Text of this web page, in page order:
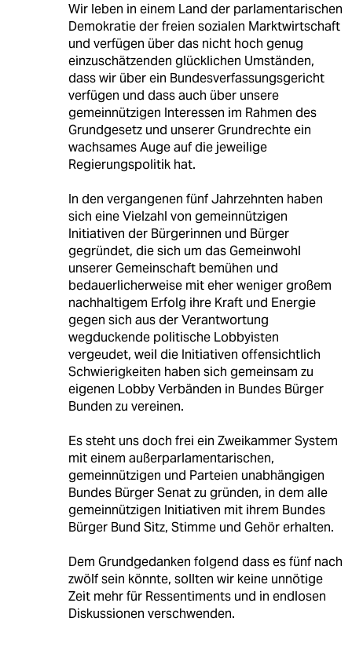
Wir leben in einem Land der parlamentarischen
Demokratie der freien sozialen Marktwirtschaft
und verfügen über das nicht hoch genug
einzuschätzenden glücklichen Umständen,
dass wir über ein Bundesverfassungsgericht
verfügen und dass auch über unsere
gemeinnützigen Interessen im Rahmen des
Grundgesetz und unserer Grundrechte ein
wachsames Auge auf die jeweilige
Regierungspolitik hat.
In den vergangenen fünf Jahrzehnten haben
sich eine Vielzahl von gemeinnützigen
Initiativen der Bürgerinnen und Bürger
gegründet, die sich um das Gemeinwohl
unserer Gemeinschaft bemühen und
bedauerlicherweise mit eher weniger großem
nachhaltigem Erfolg ihre Kraft und Energie
gegen sich aus der Verantwortung
wegduckende politische Lobbyisten
vergeudet, weil die Initiativen offensichtlich
Schwierigkeiten haben sich gemeinsam zu
eigenen Lobby Verbänden in Bundes Bürger
Bunden zu vereinen.
Es steht uns doch frei ein Zweikammer System
mit einem außerparlamentarischen,
gemeinnützigen und Parteien unabhängigen
Bundes Bürger Senat zu gründen, in dem alle
gemeinnützigen Initiativen mit ihrem Bundes
Bürger Bund Sitz, Stimme und Gehör erhalten.
Dem Grundgedanken folgend dass es fünf nach
zwölf sein könnte, sollten wir keine unnötige
Zeit mehr für Ressentiments und in endlosen
Diskussionen verschwenden.